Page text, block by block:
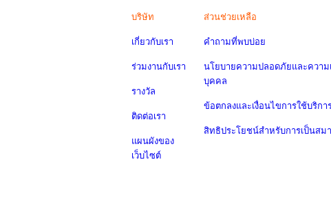
บริษัท
เกี่ยวกับเรา
ร่วมงานกับเรา
รางวัล
ติดต่อเรา
แผนผังของ
เว็บไซต์
ส่วนช่วยเหลือ
คำถามที่พบบ่อย
นโยบายความปลอดภัยและความ
บุคคล
ข้อตกลงและเงื่อนไขการใช้บริกา
สิทธิประโยชน์สำหรับการเป็นสม